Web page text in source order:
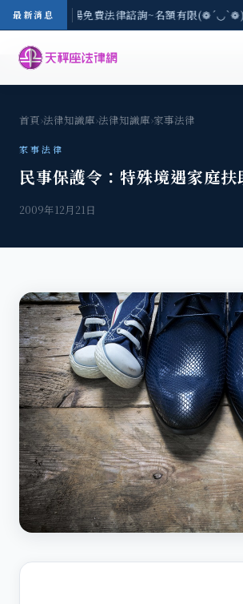
最新消息
區-8/3(一) 現場免費法律諮詢~名額有限
首頁›法律知識庫›法律知識庫›家事法律
家事法律
民事保護令：特殊境遇家庭扶
2009年12月21日